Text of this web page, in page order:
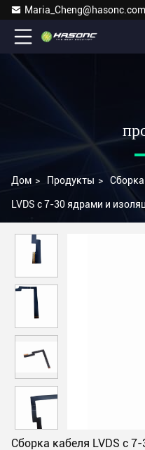
Maria_Cheng@hasonc.com
Дом > Продукты > Сборка
LVDS с 7-30 ядрами и
Сборка кабеля LVDS с